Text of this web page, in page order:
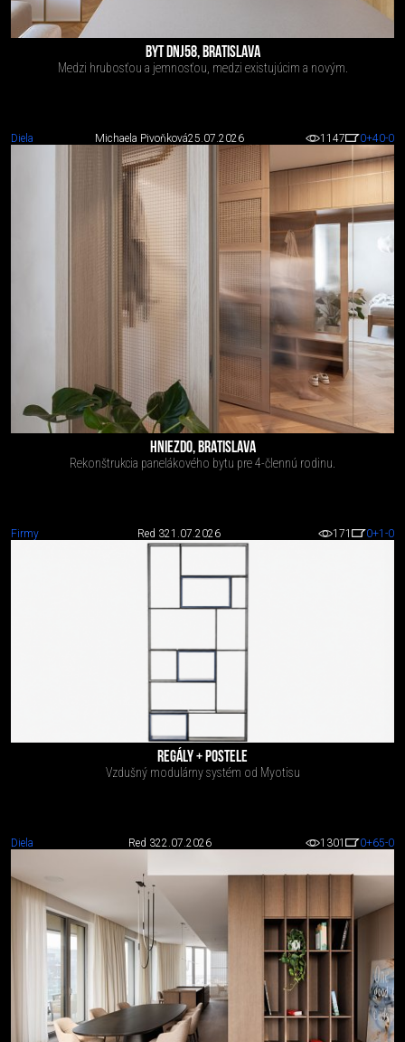
BYT DNJ58, BRATISLAVA
Medzi hrubosťou a jemnosťou, medzi existujúcim a novým.
Diela Michaela Pivoňková25.07.2026 1147 0+40-0
HNIEZDO, BRATISLAVA
Rekonštrukcia panelákového bytu pre 4-člennú rodinu.
Firmy Red 321.07.2026 171 0+1 -0
REGÁLY + POSTELE
Vzdušný modulárny systém od Myotisu
Diela Red 322.07.2026 1301 0+65-0